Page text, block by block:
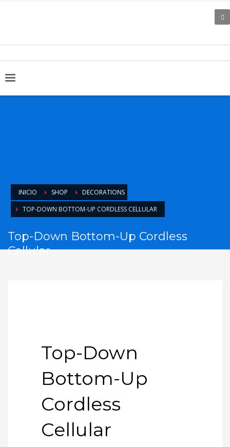
INICIO SHOP
DECORATIONS
TOP-DOWN BOTTOM-UP CORDLESS CELLULAR
Top-Down Bottom-Up Cordless
Cellular
Top-Down
Bottom-Up
Cordless
Cellular